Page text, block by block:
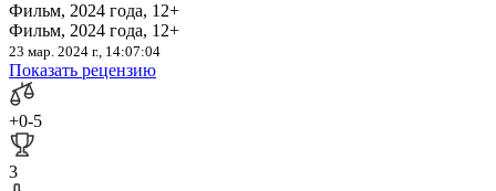
Фильм, 2024 года, 12+
Фильм, 2024 года, 12+
23 мар. 2024 г., 14:07:04
Показать рецензию
+0-5
3